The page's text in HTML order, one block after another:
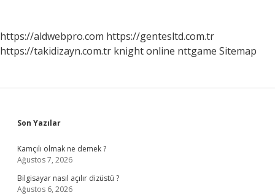
https://aldwebpro.com https://gentesltd.com.tr
https://takidizayn.com.tr knight online nttgame Sitemap
Sidebar
Son Yazılar
Kamçılı olmak ne demek ?
Ağustos 7, 2026
Bilgisayar nasıl açılır dizüstü ?
Ağustos 6, 2026